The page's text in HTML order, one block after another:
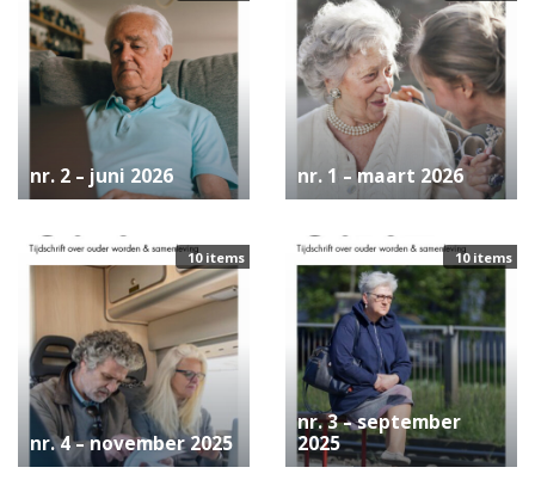
nr. 2 – juni 2026 nr. 1 – maart 2026
10 items
nr. 4 – november 2025
10 items
nr. 3 – september
2025